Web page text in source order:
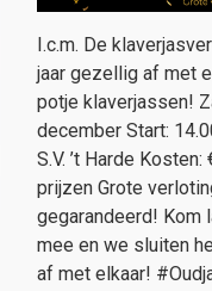
I.c.m. De
jaar gezellig af met
potje klaverjassen!
december Start:
S.V. ’t Harde
prijzen Grote
gegarandeerd! Kom
mee en we sluiten
af met elkaar!